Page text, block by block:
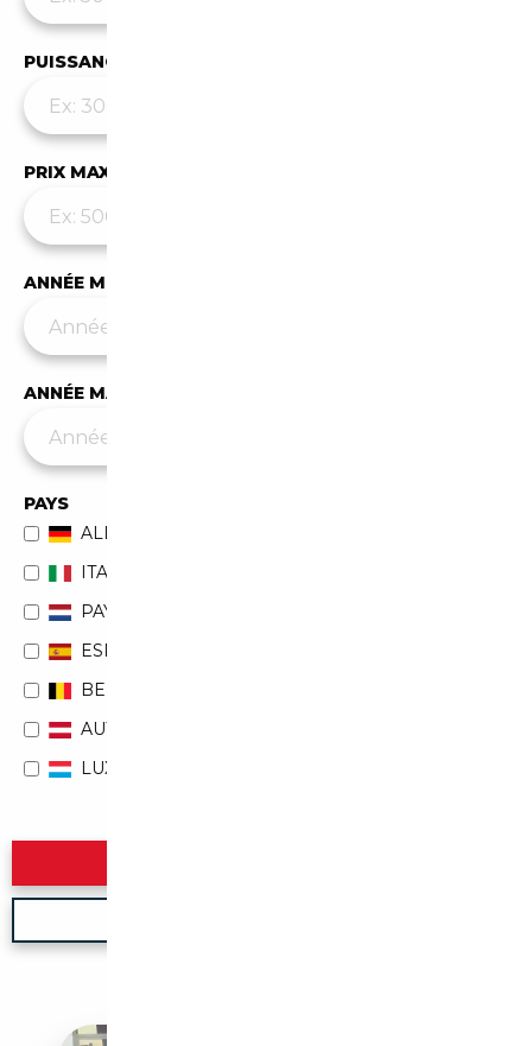
PUISSANCE MAX
PRIX MAX (€)
ANNÉE MIN
ANNÉE MAX
PAYS
ALLEMAGNE
ITALIE
PAYS-BAS
ESPAGNE
BELGIQUE
AUTRICHE
LUXEMBOURG